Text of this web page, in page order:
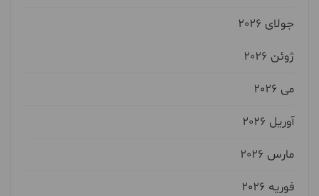
جولای 2026
ژوئن 2026
می 2026
آوریل 2026
مارس 2026
فوریه 2026